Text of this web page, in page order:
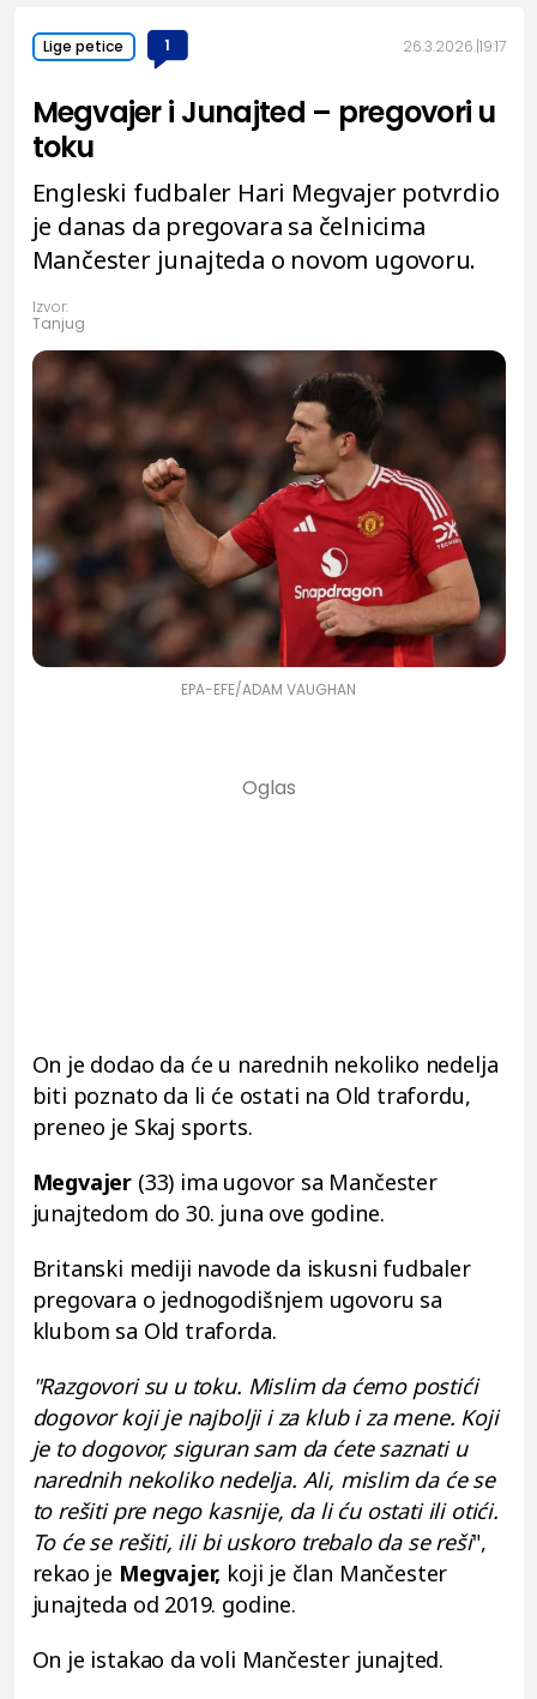
Lige petice 1 26.3.2026. 19:17
Megvajer i Junajted – pregovori u
toku
Engleski fudbaler Hari Megvajer potvrdio
je danas da pregovara sa čelnicima
Mančester junajteda o novom ugovoru.
Izvor:
Tanjug
EPA-EFE/ADAM VAUGHAN
On je dodao da će u narednih nekoliko nedelja
biti poznato da li će ostati na Old trafordu,
preneo je Skaj sports.
Megvajer (33) ima ugovor sa Mančester
junajtedom do 30. juna ove godine.
Britanski mediji navode da iskusni fudbaler
pregovara o jednogodišnjem ugovoru sa
klubom sa Old traforda.
"Razgovori su u toku. Mislim da ćemo postići
dogovor koji je najbolji i za klub i za mene. Koji
je to dogovor, siguran sam da ćete saznati u
narednih nekoliko nedelja. Ali, mislim da će se
to rešiti pre nego kasnije, da li ću ostati ili otići.
To će se rešiti, ili bi uskoro trebalo da se reši",
rekao je Megvajer, koji je član Mančester
junajteda od 2019. godine.
On je istakao da voli Mančester junajted.